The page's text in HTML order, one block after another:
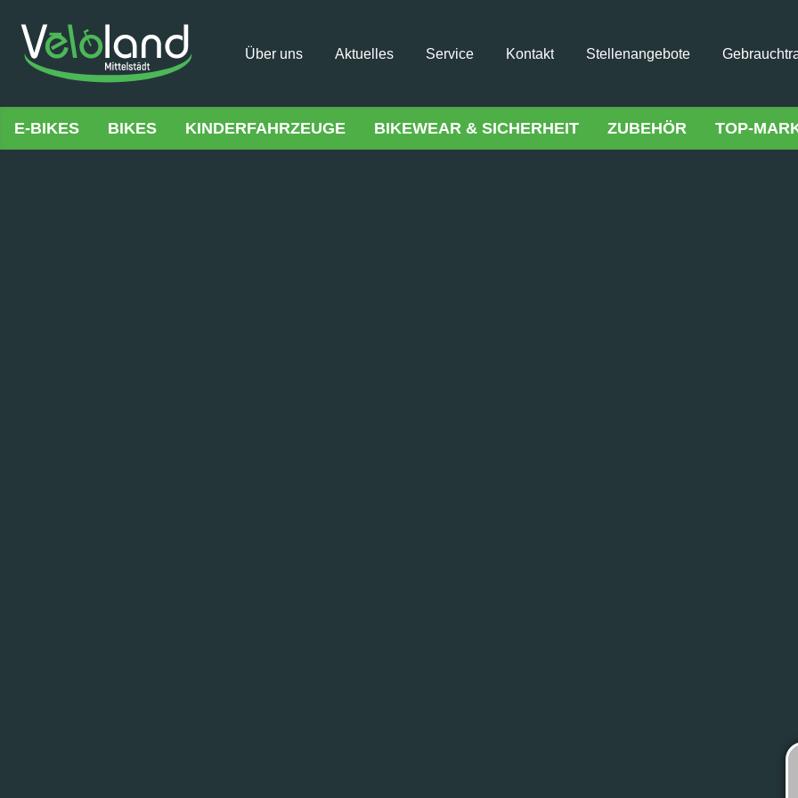
Über uns Aktuelles Service Kontakt Stellenangebote
E-BIKES BIKES KINDERFAHRZEUGE BIKEWEAR & SICHERHEIT ZUBEHÖR TOP-